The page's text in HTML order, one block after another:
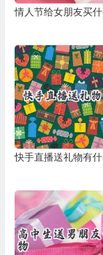
情人节给女朋友买
快手直播送礼物有